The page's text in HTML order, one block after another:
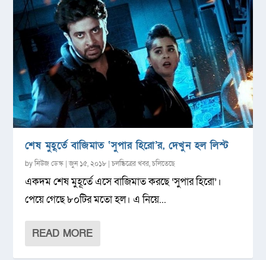
শেষ মুহূর্তে বাজিমাত ‘সুপার হিরো’র, দেখুন হল লিস্ট
byনিউজ ডেস্ক |জুন ১৫, ২০১৮ |চলচ্চিত্রের খবর,চলিতেছে
একদম শেষ মুহূর্তে এসে বাজিমাত করছে ‘সুপার হিরো’।
পেয়ে গেছে ৮০টির মতো হল। এ নিয়ে...
READ MORE